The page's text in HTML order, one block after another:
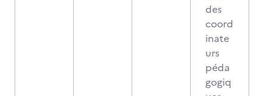
des
coord
inate
urs
péda
gogiq